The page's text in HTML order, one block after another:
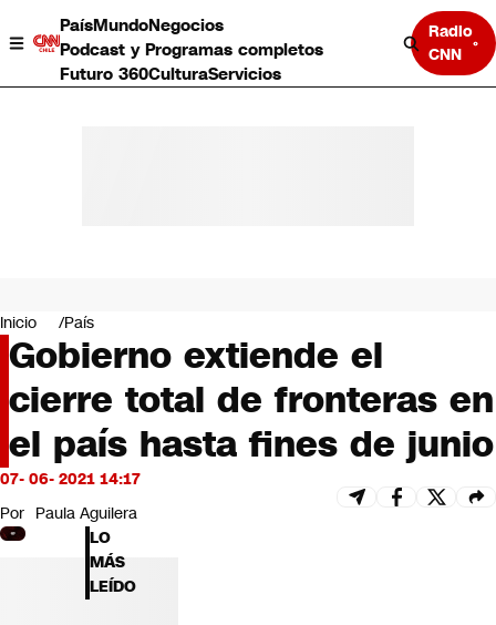
PaísMundoNegocios
Podcast y Programas completos
Futuro 360CulturaServicios
Radio
CNN
Negocios
Deportes
Programas completos
Cultura
Servicios
Bits
CNN Data
CNN tiempo
Futuro 360
Opinión
Inicio País
Gobierno extiende el
cierre total de fronteras en
el país hasta fines de junio
07- 06- 2021 14:17
Por Paula Aguilera
LO
MÁS
LEÍDO